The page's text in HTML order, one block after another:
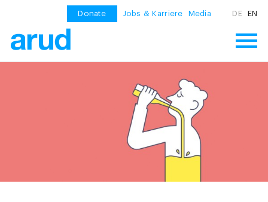
Donate Jobs & Karriere Media DE EN